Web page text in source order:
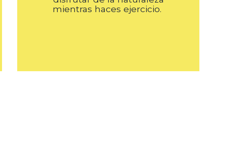
mientras haces ejercicio.